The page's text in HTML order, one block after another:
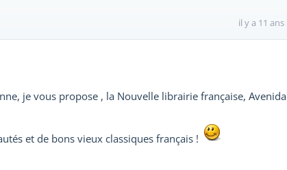
il y a 11 ans
je vous propose , la Nouvelle librairie française, Avenida
et de bons vieux classiques français !